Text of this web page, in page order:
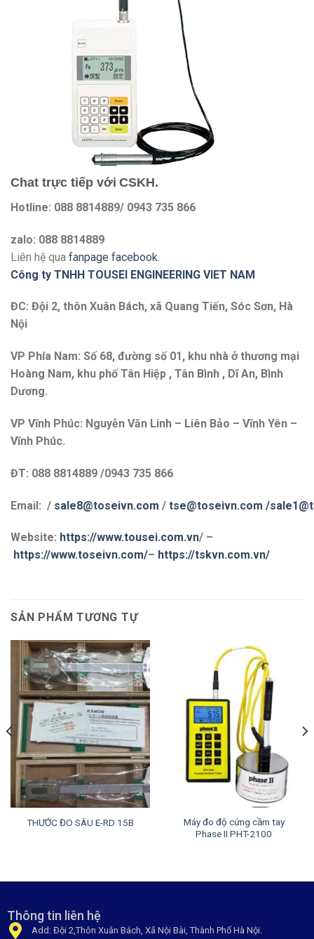
Chat trực tiếp với CSKH.
Hotline: 088 8814889/ 0943 735 866
zalo: 088 8814889
Liên hệ qua fanpage facebook
Công ty TNHH TOUSEI ENGINEERING VIET NAM
ĐC: Đội 2, thôn Xuân Bách, xã Quang Tiến, Sóc Sơn, Hà
Nội
VP Phía Nam: Số 68, đường số 01, khu nhà ở thương mại
Hoàng Nam, khu phố Tân Hiệp , Tân Bình , Dĩ An, Bình
Dương.
VP Vĩnh Phúc: Nguyễn Văn Linh – Liên Bảo – Vĩnh Yên –
Vĩnh Phúc.
ĐT: 088 8814889 /0943 735 866
Email: / sale8@toseivn.com / tse@toseivn.com /
Website: https://www.tousei.com.vn/ –
https://www.toseivn.com/– https://tskvn.com.vn/
SẢN PHẨM TƯƠNG TỰ
THƯỚC ĐO SÂU E-RD 15B
Máy đo độ cứng cầm tay
Phase II PHT-2100
Thông tin liên hệ
Add: Đội 2,Thôn Xuân Bách, Xã Nội Bài, Thành Phố Hà Nội.